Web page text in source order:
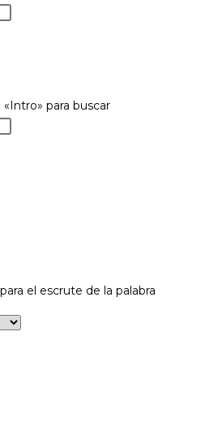
panel
de
para buscar
el escrute de la palabra